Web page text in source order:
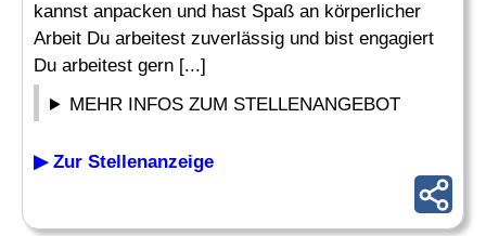
kannst anpacken und hast Spaß an körperlicher
Arbeit Du arbeitest zuverlässig und bist engagiert
Du arbeitest gern [...]
MEHR INFOS ZUM STELLENANGEBOT
▶ Zur Stellenanzeige